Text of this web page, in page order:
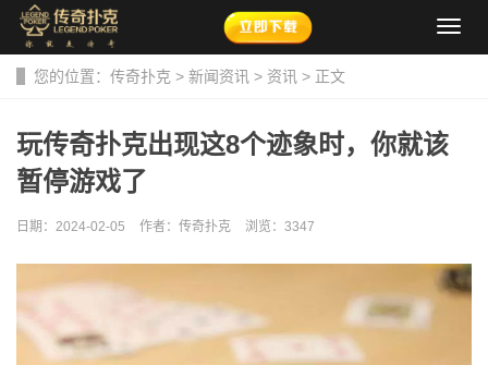
导
您的位置： 传奇扑克 > 新闻资讯 > 资讯 > 正文
玩传奇扑克出现这8个迹象时，你就该
暂停游戏了
日期：2024-02-05 作者：传奇扑克 浏览： 3347